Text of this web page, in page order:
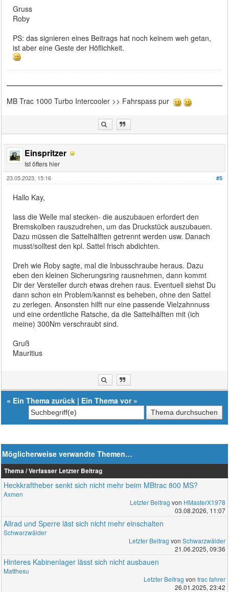
Gruss
Roby
PS: das signieren eines Beitrags hat noch keinem weh getan,
ist aber eine Geste der Höflichkeit.
MB Trac 1000 Turbo Intercooler >> Fahrspass pur
Einspritzer
Ist öfters hier
#5
23.05.2023, 15:16
Hallo Kay,
lass die Welle mal stecken- die auszubauen erfordert den
Bremskolben rauszudrehen, um das Druckstück auszubauen.
Dazu müssen die Sattelhälften getrennt werden usw. Danach
musst/solltest den kpl. Sattel frisch abdichten.
Dreh wie Roby sagte, mal die Inbusschraube heraus. Dazu
eben den kleinen Sicherungsring rausnehmen, dann kommt
Dir der Versteller durch etwas drehen raus. Eventuell siehst Du
dann schon ein Problem/kannst es beheben, ohne den Sattel
zu zerlegen. Ansonsten hilft nur eine passende Vielzahnnuss
und eine ordentliche Ratsche, da die Sattelhälften mit (ich
meine) 300Nm verschraubt sind.
Gruß
Mauritius
« Ein Thema zurück | Ein Thema vor»
Möglicherweise verwandte Themen…
Thema / Verfasser Letzter Beitrag
Heckkraftheber senkt sich nicht mehr beim MBtrac 800 MS?
Axmen
Letzter Beitrag von HMasterX1978
03.08.2026, 11:07
Allrad und Sperre läst sich nicht mehr einschalten
Schwarzwälder
Letzter Beitrag von Schwarzwälder
21.06.2025, 09:36
Hinteres Kabinenlager lässt sich nicht ausbauen
Matthesu
Letzter Beitrag von trac fahrer
26.01.2025, 23:42